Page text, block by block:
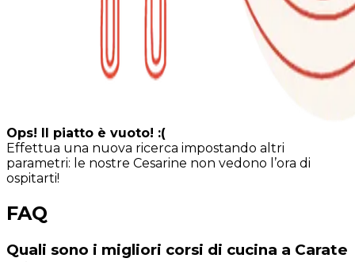
Ops! Il piatto è vuoto! :(
Effettua una nuova ricerca impostando altri
parametri: le nostre Cesarine non vedono l’ora di
ospitarti!
FAQ
Quali sono i migliori corsi di cucina a Carate